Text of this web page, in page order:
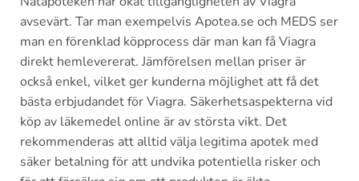
avsevärt. Tar man exempelvis Apotea.se och MEDS ser
man en förenklad köpprocess där man kan få Viagra
direkt hemlevererat. Jämförelsen mellan priser är
också enkel, vilket ger kunderna möjlighet att få det
bästa erbjudandet för Viagra. Säkerhetsaspekterna vid
köp av läkemedel online är av största vikt. Det
rekommenderas att alltid välja legitima apotek med
säker betalning för att undvika potentiella risker och